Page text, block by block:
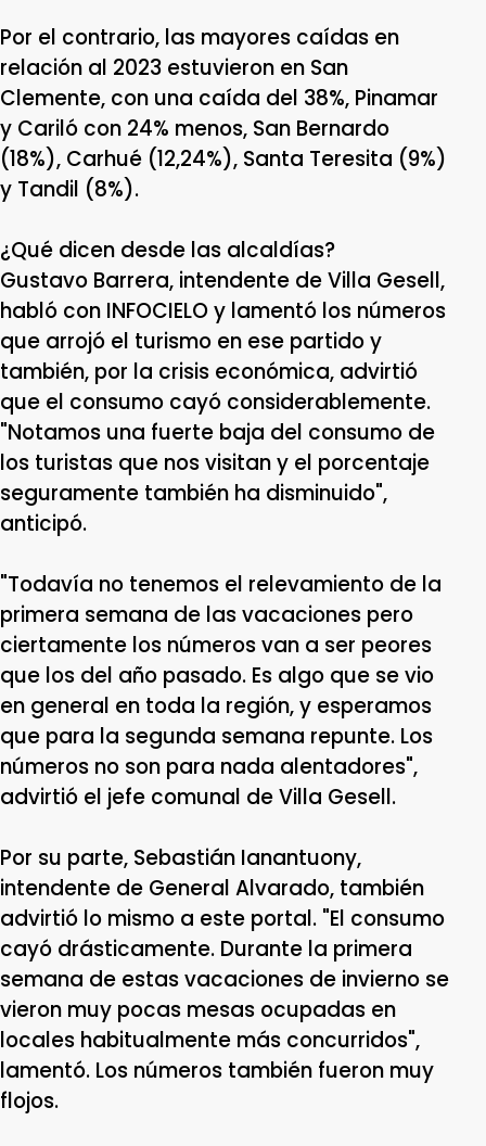
Por el contrario, las mayores caídas en
relación al 2023 estuvieron en San
Clemente, con una caída del 38%, Pinamar
y Cariló con 24% menos, San Bernardo
(18%), Carhué (12,24%), Santa Teresita (9%)
y Tandil (8%).
¿Qué dicen desde las alcaldías?
Gustavo Barrera, intendente de Villa Gesell,
habló con INFOCIELO y lamentó los números
que arrojó el turismo en ese partido y
también, por la crisis económica, advirtió
que el consumo cayó considerablemente.
"Notamos una fuerte baja del consumo de
los turistas que nos visitan y el porcentaje
seguramente también ha disminuido",
anticipó.
"Todavía no tenemos el relevamiento de la
primera semana de las vacaciones pero
ciertamente los números van a ser peores
que los del año pasado. Es algo que se vio
en general en toda la región, y esperamos
que para la segunda semana repunte. Los
números no son para nada alentadores",
advirtió el jefe comunal de Villa Gesell.
Por su parte, Sebastián Ianantuony,
intendente de General Alvarado, también
advirtió lo mismo a este portal. "El consumo
cayó drásticamente. Durante la primera
semana de estas vacaciones de invierno se
vieron muy pocas mesas ocupadas en
locales habitualmente más concurridos",
lamentó. Los números también fueron muy
flojos.